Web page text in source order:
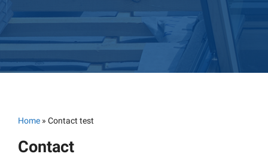
Home » Contact test
Contact